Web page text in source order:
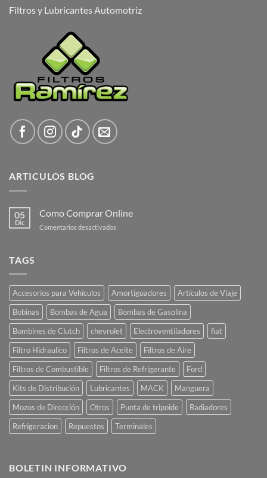
Filtros y Lubricantes Automotriz
ARTICULOS BLOG
05
Dic
Como Comprar Online
Comentarios desactivados
TAGS
Accesorios para Vehículos Amortiguadores
Artículos de Viaje
Bobinas
Bombas de Agua
Bombas de Gasolina
Bombines de Clutch
chevrolet Electroventiladores
fiat
Filtro Hidraulico
Filtros de Aceite
Filtros de Aire
Filtros de Combustible
Filtros de Refrigerante
Ford
Kits de Distribución
Lubricantes MACK
Manguera
Mozos de Dirección
Otros Punta de tripoide
Radiadores
Refrigeracion
Repuestos Terminales
BOLETIN INFORMATIVO